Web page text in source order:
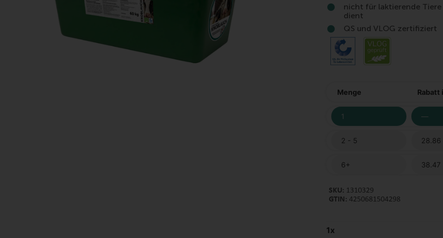
nicht für laktierende
dient
QS und VLOG zertifiziert
Menge Rabatt
1 —
2 - 5 28.86
6+ 38.47
SKU: 1310329
GTIN: 4250681504298
1x